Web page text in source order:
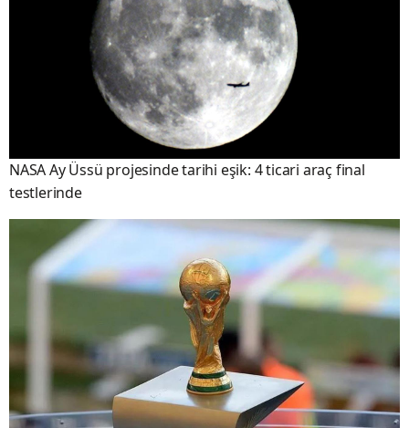
NASA Ay Üssü projesinde tarihi eşik: 4 ticari araç final
testlerinde